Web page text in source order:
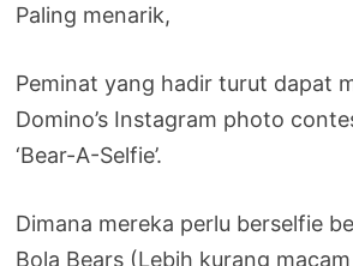
Paling menarik,
Peminat yang hadir turut dapat
Domino’s Instagram photo
‘Bear-A-Selfie’.
Dimana mereka perlu berselfie
Bola Bears (Lebih kurang